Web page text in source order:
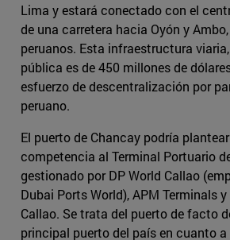
Lima y estará conectado con el
de una carretera hacia Oyón y
peruanos. Esta infraestructura
pública es de 450 millones de
esfuerzo de descentralización por
peruano.
El puerto de Chancay podría
competencia al Terminal Portuario
gestionado por DP World Callao
Dubai Ports World), APM Terminals
Callao. Se trata del puerto de facto
principal puerto del país en cuanto